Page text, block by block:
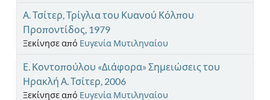
Α. Τσίτερ, Τρίγλια του Κυανού Κόλπου
Προποντίδος, 1979
Ξεκίνησε από Ευγενία Μυτιληναίου
Ε. Κοντοπούλου «Διάφορα» Σημειώσεις του
Ηρακλή Α. Τσίτερ, 2006
Ξεκίνησε από Ευγενία Μυτιληναίου